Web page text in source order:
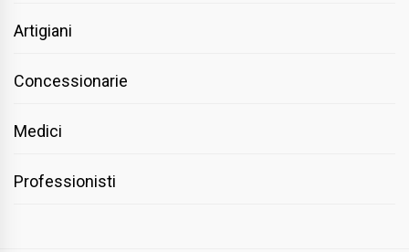
Artigiani
Concessionarie
Medici
Professionisti